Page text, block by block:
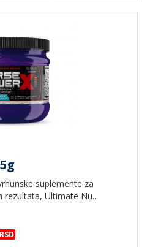
suplemente za
Ultimate Nu..